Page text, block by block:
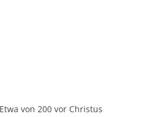
von 200 vor Christus